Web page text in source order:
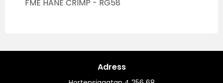
FME HANE CRIMP - RG58
Adress